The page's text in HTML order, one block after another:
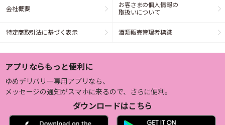
会社概要
お客さまの個人情報の
取扱いについて
特定商取引法に基づく表示 酒類販売管理者標識
アプリならもっと便利に
ゆめデリバリー専用アプリなら、
メッセージの通知がスマホに来るので、さらに便利。
ダウンロードはこちら